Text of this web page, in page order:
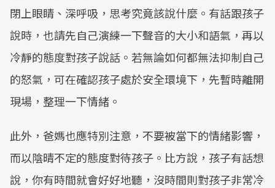
閉上眼睛、深呼吸，思考究竟該說什麼。有話跟孩子
說時，也請先自己演練一下聲音的大小和語氣，再以
冷靜的態度對孩子說話。若無論如何都無法抑制自己
的怒氣，可在確認孩子處於安全環境下，先暫時離開
現場，整理一下情緒。
此外，爸媽也應特別注意，不要被當下的情緒影響，
而以陰晴不定的態度對待孩子。比方說，孩子有話想
說，你有時間就會好好地聽，沒時間則對孩子非常冷